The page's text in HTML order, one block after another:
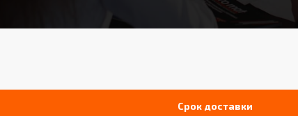
Срок доставки